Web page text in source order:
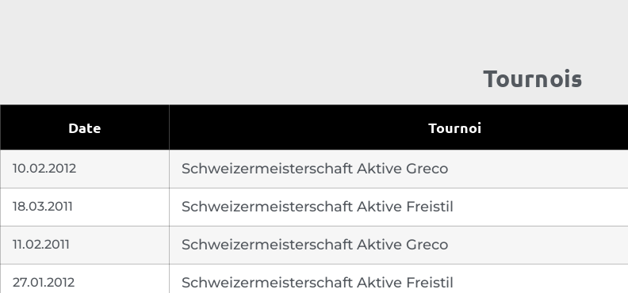
Tournois
Date Tournoi
10.02.2012 Schweizermeisterschaft Aktive Greco
18.03.2011 Schweizermeisterschaft Aktive Freistil
11.02.2011 Schweizermeisterschaft Aktive Greco
27.01.2012 Schweizermeisterschaft Aktive Freistil